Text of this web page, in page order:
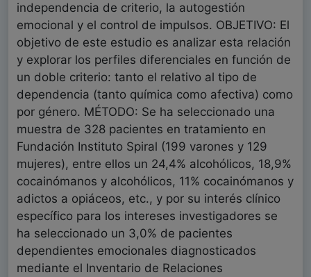
independencia de criterio, la autogestión
emocional y el control de impulsos. OBJETIVO: El
objetivo de este estudio es analizar esta relación
y explorar los perfiles diferenciales en función de
un doble criterio: tanto el relativo al tipo de
dependencia (tanto química como afectiva) como
por género. MÉTODO: Se ha seleccionado una
muestra de 328 pacientes en tratamiento en
Fundación Instituto Spiral (199 varones y 129
mujeres), entre ellos un 24,4% alcohólicos, 18,9%
cocainómanos y alcohólicos, 11% cocainómanos y
adictos a opiáceos, etc., y por su interés clínico
específico para los intereses investigadores se
ha seleccionado un 3,0% de pacientes
dependientes emocionales diagnosticados
mediante el Inventario de Relaciones